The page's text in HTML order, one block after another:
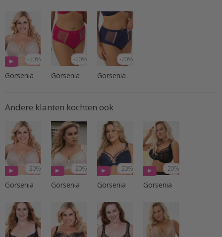
-20%
Gorsenia
-20%
Gorsenia
-20%
Gorsenia
Andere klanten kochten ook
-20%
Gorsenia
-20%
Gorsenia
-20%
Gorsenia
-20%
Gorsenia